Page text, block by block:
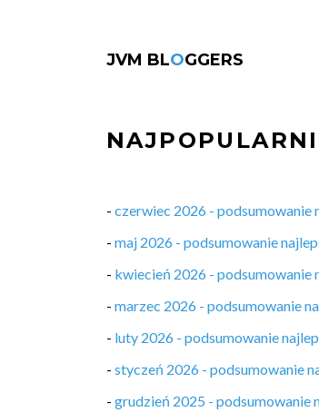
JVM BLOGGERS
- czerwiec 2026 - podsumowanie
- maj 2026 - podsumowanie
- kwiecień 2026 - podsumowanie
- marzec 2026 - podsumowanie
- luty 2026 - podsumowanie
- styczeń 2026 - podsumowanie
- grudzień 2025 - podsumowanie